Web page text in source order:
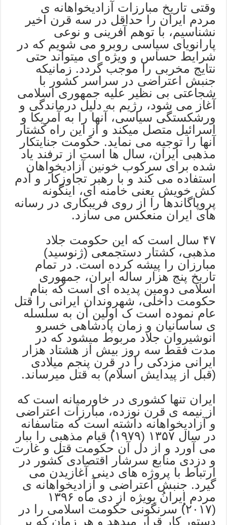
وقتی تاریخ مبارزات آزادیخواهانه ی
مردم ایران را حداقل در سه قرن اخیر
نشناسیم، با توهم آفرینی و نوعی
پارانویای سیاسی روبرو می شویم که در
شرایط حساس و ویژه ای میتواند حتی
نتایج مخربی را موجب گردد. زمانیکه
جنبش اعتراضی در سراسر کشور با
شجاعتی بی نظیر علیه جمهوری اسلامی
آغاز می شود، رژیم به دلیل درماندگی و
ورشکستگی سیاسی، آنها را به آمریکا و
اسرائیل متصل میکند و از این راه کشتار
آنها را توجیه می نماید. حکومت جنایتکار
مذهبی ایران، سال ها است از ترفند یاد
شده برای سرکوب خونین آزادیخواهان
استفاده می کند و با رهبر تجاوزکار و آدم
کش خویش یعنی خامنه ای، اینگونه
پروپاگاندها را از روی فریبکاری در رسانه
های ایران منعکس می سازد.
۴۷ سال است که این حکومت جلاد
مذهبی، کشتار دستجمعی (ژنوسید)
مبارزان را پیشه کرده است. در تمام
تاریخ پنج هزار ساله ایران، جمهوری
اسلامی دومین پدیده ای است که بنام
حکومت داخلی، شهروندان ایرانی را قتل
عام نموده است ک اولین آن به سلسله
ی ساسانیان و زمان پادشاهی خسرو
انوشیروان جلاد مربوط میشود که در
مدت فقط سه روز بیش از هشتاد هزار
ایرانی مزدکی را در قرن پنجم میلادی
(قبل از پیدایش اسلام) به قتل میرساند.
ایران تنها کشوری در خاورمیانه است که
از نیمه ی قرن نوزده، مبارزات اعتراضی
و آزادیخواهانه داشته است که متاسفانه
در سال ۱۳۵۷ (۱۹۷۹)ُ قیام مذهبی را ببار
می آورد و از دل آن حکومت قتل و غارت
و دزدی منابع سرشار اقتصادی کشور در
ارتباط با پروژه های دینی آغازیدن می
گیرد. جنبش اعتراضی و آزادیخواهانه ی
مردم ایرانُ بویژه از دی ماه ۱۳۹۶
(۲۰۱۷)ُ سرنگونی حکومت اسلامی را در
دستور کار قرار میدهد و هر زمان که بر